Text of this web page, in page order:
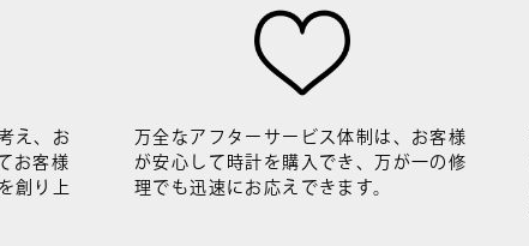
え、お
お客様
創り上
万全なアフターサービス体制は、お客様
が安心して時計を購入でき、万が一の修
理でも迅速にお応えできます。